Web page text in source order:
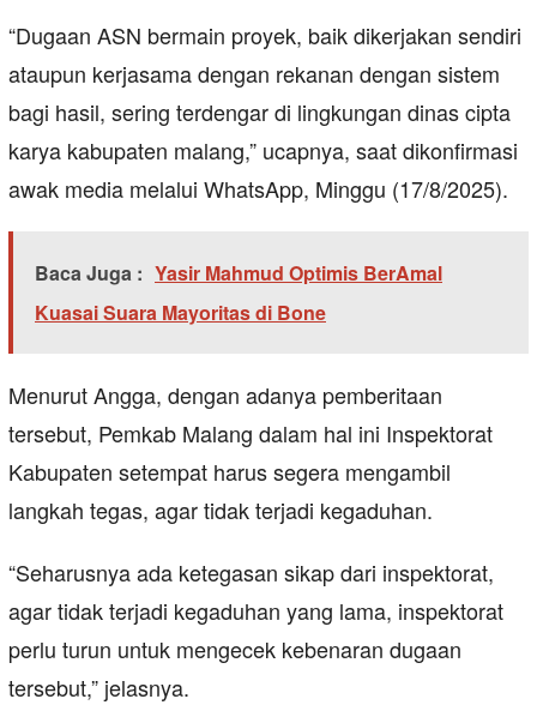
“Dugaan ASN bermain proyek, baik dikerjakan sendiri
ataupun kerjasama dengan rekanan dengan sistem
bagi hasil, sering terdengar di lingkungan dinas cipta
karya kabupaten malang,” ucapnya, saat dikonfirmasi
awak media melalui WhatsApp, Minggu (17/8/2025).
Baca Juga : Yasir Mahmud Optimis BerAmal
Kuasai Suara Mayoritas di Bone
Menurut Angga, dengan adanya pemberitaan
tersebut, Pemkab Malang dalam hal ini Inspektorat
Kabupaten setempat harus segera mengambil
langkah tegas, agar tidak terjadi kegaduhan.
“Seharusnya ada ketegasan sikap dari inspektorat,
agar tidak terjadi kegaduhan yang lama, inspektorat
perlu turun untuk mengecek kebenaran dugaan
tersebut,” jelasnya.